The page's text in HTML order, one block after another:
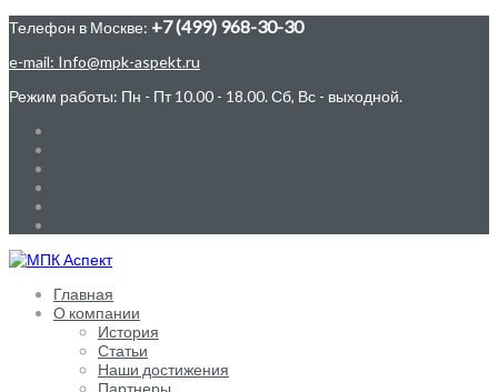
Телефон в Москве: +7 (499) 968-30-30
e-mail: Info@mpk-aspekt.ru
Режим работы: Пн - Пт 10.00 - 18.00. Сб, Вс - выходной.
Главная
О компании
История
Статьи
Наши достижения
Партнеры